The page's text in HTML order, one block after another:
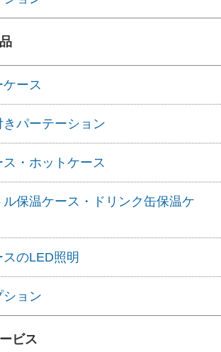
ース
パーテーション
・ホットケース
保温ケース・ドリンク缶保温ケ
のLED照明
ション
ビス